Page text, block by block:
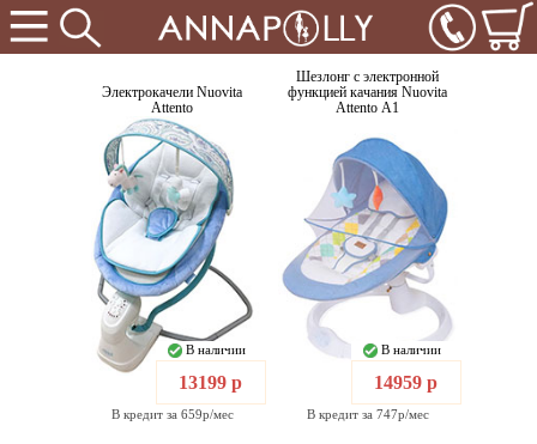
Электрокачели Nuovita
Attento
В наличии
13199 р
В кредит за 659р/мес
Шезлонг с электронной
функцией качания Nuovita
Attento А1
В наличии
14959 р
В кредит за 747р/мес